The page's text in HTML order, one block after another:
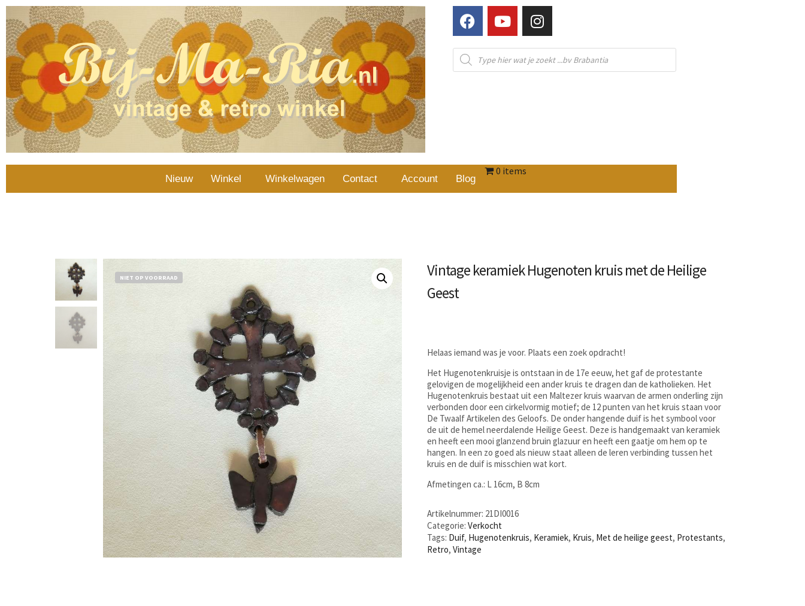
Nieuw Winkel Winkelwagen Contact Account Blog
0 items
NIET OP VOORRAAD
Vintage keramiek Hugenoten kruis met de Heilige
Geest
Helaas iemand was je voor. Plaats een zoek opdracht!
Het Hugenotenkruisje is ontstaan in de 17e eeuw, het gaf de protestante
gelovigen de mogelijkheid een ander kruis te dragen dan de katholieken. Het
Hugenotenkruis bestaat uit een Maltezer kruis waarvan de armen onderling zijn
verbonden door een cirkelvormig motief; de 12 punten van het kruis staan voor
De Twaalf Artikelen des Geloofs. De onder hangende duif is het symbool voor
de uit de hemel neerdalende Heilige Geest. Deze is handgemaakt van keramiek
en heeft een mooi glanzend bruin glazuur en heeft een gaatje om hem op te
hangen. In een zo goed als nieuw staat alleen de leren verbinding tussen het
kruis en de duif is misschien wat kort.
Afmetingen ca.: L 16cm, B 8cm
Artikelnummer: 21DI0016
Categorie:Verkocht
Tags: Duif, Hugenotenkruis, Keramiek, Kruis, Met de heilige geest, Protestants,
Retro,Vintage